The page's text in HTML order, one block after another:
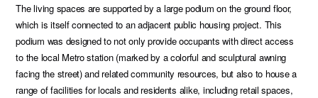
The living spaces are supported by a large podium on the ground floor,
which is itself connected to an adjacent public housing project. This
podium was designed to not only provide occupants with direct access
to the local Metro station (marked by a colorful and sculptural awning
facing the street) and related community resources, but also to house a
range of facilities for locals and residents alike, including retail spaces,